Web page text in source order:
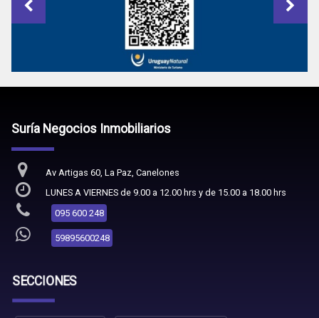
Suría Negocios Inmobiliarios
Av Artigas 60, La Paz, Canelones
LUNES A VIERNES de 9.00 a 12.00 hrs y de 15.00 a 18.00 hrs
095 600 248
59895600248
SECCIONES